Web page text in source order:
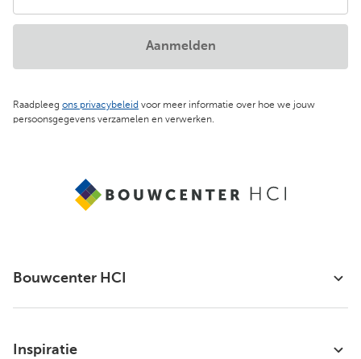
Raadpleeg ons privacybeleid voor meer informatie over hoe we jouw
persoonsgegevens verzamelen en verwerken.
Aanmelden
Bouwcenter HCI
Inspiratie